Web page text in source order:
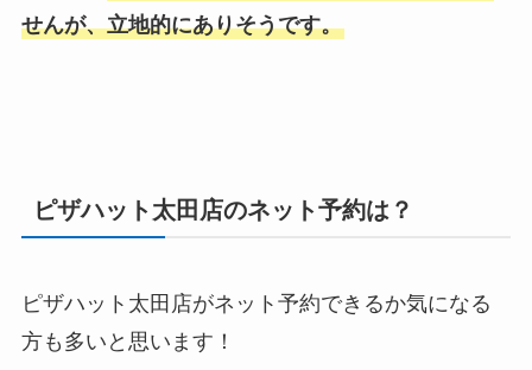
せんが、立地的にありそうです。
ピザハット太田店のネット予約は？
ピザハット太田店がネット予約できるか気になる
方も多いと思います！